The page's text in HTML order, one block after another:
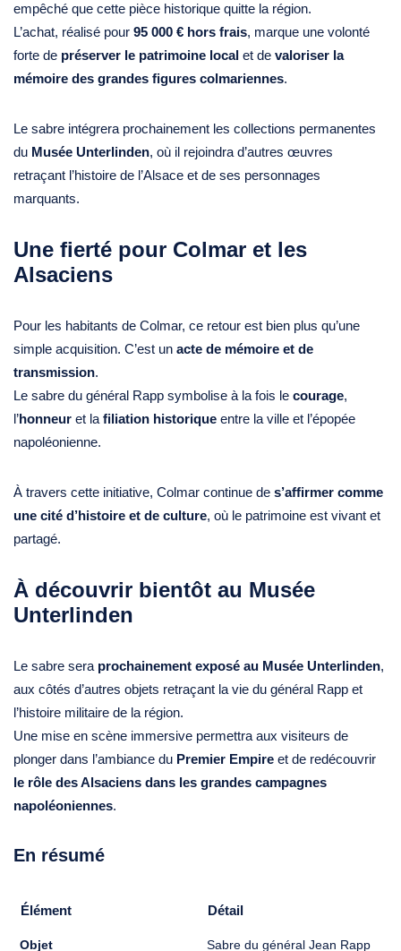
empêché que cette pièce historique quitte la région.
L’achat, réalisé pour 95 000 € hors frais, marque une volonté
forte de préserver le patrimoine local et de valoriser la
mémoire des grandes figures colmariennes.
Le sabre intégrera prochainement les collections permanentes
du Musée Unterlinden, où il rejoindra d’autres œuvres
retraçant l’histoire de l’Alsace et de ses personnages
marquants.
Une fierté pour Colmar et les
Alsaciens
Pour les habitants de Colmar, ce retour est bien plus qu’une
simple acquisition. C’est un acte de mémoire et de
transmission.
Le sabre du général Rapp symbolise à la fois le courage,
l’honneur et la filiation historique entre la ville et l’épopée
napoléonienne.
À travers cette initiative, Colmar continue de s’affirmer comme
une cité d’histoire et de culture, où le patrimoine est vivant et
partagé.
À découvrir bientôt au Musée
Unterlinden
Le sabre sera prochainement exposé au Musée Unterlinden,
aux côtés d’autres objets retraçant la vie du général Rapp et
l’histoire militaire de la région.
Une mise en scène immersive permettra aux visiteurs de
plonger dans l’ambiance du Premier Empire et de redécouvrir
le rôle des Alsaciens dans les grandes campagnes
napoléoniennes.
En résumé
Élément Détail
Objet Sabre du général Jean Rapp